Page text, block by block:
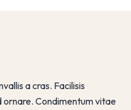
a cras. Facilisis
Condimentum vitae